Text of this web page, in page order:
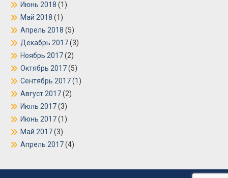
Июнь 2018 (1)
Май 2018 (1)
Апрель 2018 (5)
Декабрь 2017(3)
Ноябрь 2017(2)
Октябрь 2017(5)
Сентябрь 2017(1)
Август 2017(2)
Июль 2017(3)
Июнь 2017(1)
Май 2017(3)
Апрель 2017(4)